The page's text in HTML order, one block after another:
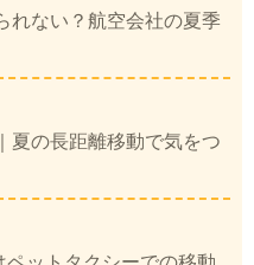
れない？航空会社の夏季
夏の長距離移動で気をつ